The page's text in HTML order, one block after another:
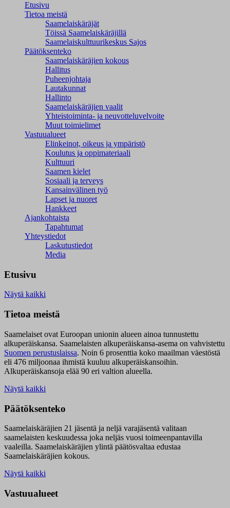
Etusivu
Tietoa meistä
Saamelaiskäräjät
Töissä Saamelaiskäräjillä
Saamelaiskulttuuri­keskus Sajos
Päätöksenteko
Saamelaiskäräjien kokous
Hallitus
Puheenjohtaja
Lautakunnat
Hallinto
Saamelaiskäräjien vaalit
Yhteistoiminta- ja neuvotteluvelvoite
Muut toimielimet
Vastuualueet
Elinkeinot, oikeus ja ympäristö
Koulutus ja oppimateriaali
Kulttuuri
Saamen kielet
Sosiaali ja terveys
Kansainvälinen työ
Lapset ja nuoret
Hankkeet
Ajankohtaista
Tapahtumat
Yhteystiedot
Laskutustiedot
Media
Etusivu
Näytä kaikki
Tietoa meistä
Saamelaiset ovat Euroopan unionin alueen ainoa tunnustettu
alkuperäiskansa. Saamelaisten alkuperäiskansa-asema on vahvistettu
Suomen perustuslaissa. Noin 6 prosenttia koko maailman väestöstä
eli 476 miljoonaa ihmistä kuuluu alkuperäiskansoihin.
Alkuperäiskansoja elää 90 eri valtion alueella.
Näytä kaikki
Päätöksenteko
Saamelaiskäräjien 21 jäsentä ja neljä varajäsentä valitaan
saamelaisten keskuudessa joka neljäs vuosi toimeenpantavilla
vaaleilla. Saamelaiskäräjien ylintä päätösvaltaa edustaa
Saamelaiskäräjien kokous.
Näytä kaikki
Vastuualueet